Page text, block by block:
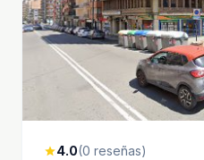
star4.0(0 reseñas)